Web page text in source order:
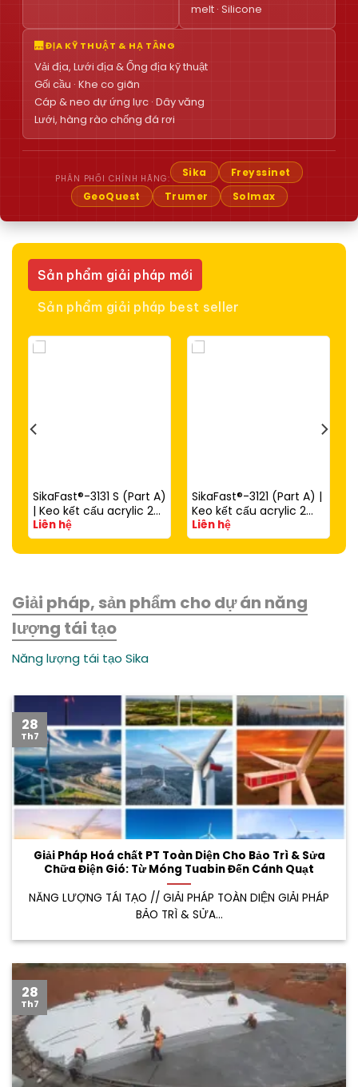
melt · Silicone
🌉 ĐỊA KỸ THUẬT & HẠ TẦNG
Vải địa, Lưới địa & Ống địa kỹ thuật
Gối cầu · Khe co giãn
Cáp & neo dự ứng lực · Dây văng
Lưới, hàng rào chống đá rơi
PHÂN PHỐI CHÍNH HÃNG: Sika
Freyssinet
GeoQuest
Trumer Solmax
Sản phẩm giải pháp mới
Sản phẩm giải pháp best seller
SikaFast®-3131 S (Part A)
| Keo kết cấu acrylic 2
thành phần đóng rắn
nhanh dùng với
SikaFast®-3081 N (Part
Liên hệ
SikaFast®-3121 (Part A) |
Keo kết cấu acrylic 2
thành phần đóng rắn
nhanh (dùng với
SikaFast®-3081 N Part B)
Liên hệ
Giải pháp, sản phẩm cho dự án năng
lượng tái tạo
Năng lượng tái tạo Sika
Giải Pháp Hoá chất PT Toàn Diện Cho Bảo Trì & Sửa
Chữa Điện Gió: Từ Móng Tuabin Đến Cánh Quạt
NĂNG LƯỢNG TÁI TẠO // GIẢI PHÁP TOÀN DIỆN GIẢI PHÁP
BẢO TRÌ & SỬA...
28
Th7
28
Th7